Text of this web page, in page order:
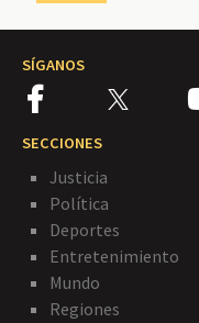
SÍGANOS
SECCIONES
Justicia
Política
Deportes
Entretenimiento
Mundo
Regiones